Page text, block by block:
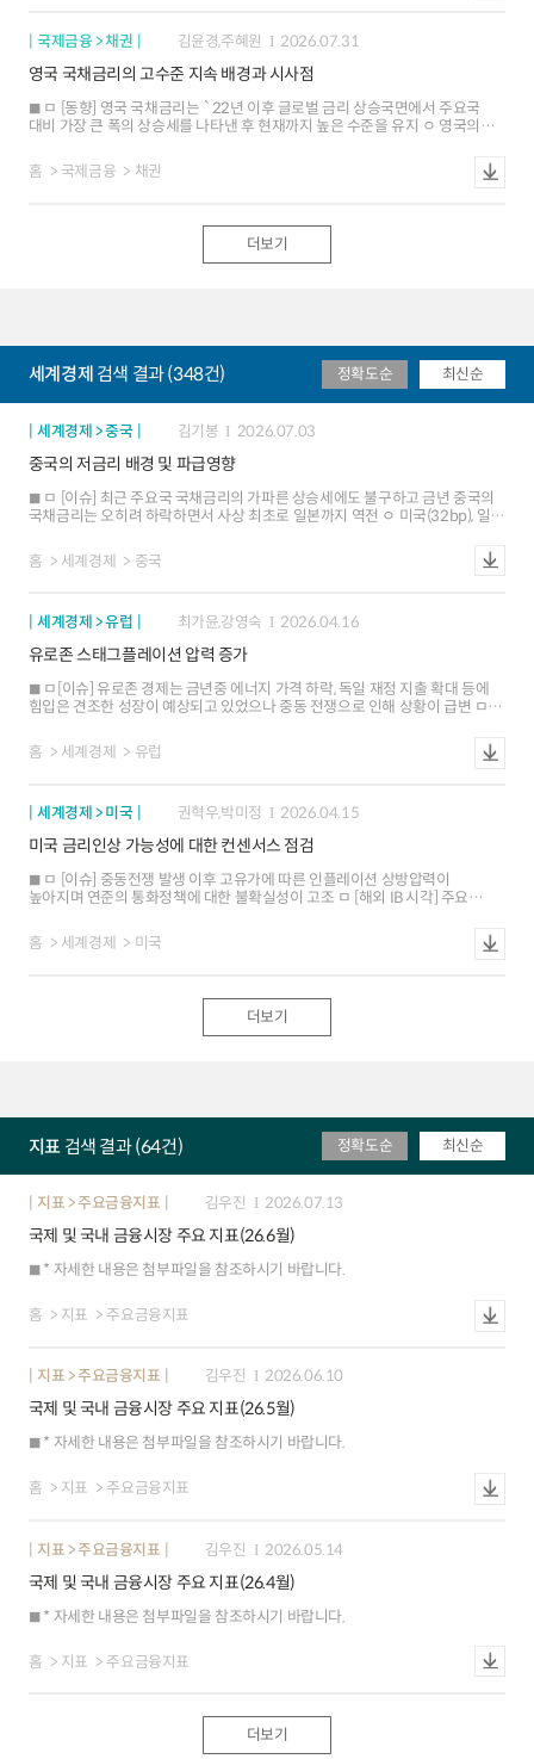
기간프리미엄 확대로 장기금리 상승폭이 컸으며, 독일은 ECB 인상 기대와 차입
반등 및 7월 FOMC 이후 정책경로 불확실성 등으로 장기금리가 상승하며 커브
스티프닝 관찰. 30년물은 5.21%로 `07년 이후 최고 - 9개 IB 중 2곳이
장기금리 전망치를 상향하며 연말 10년물 평균은 4.45%로 상승했으나
시장금리(4.73%)를 하회해 전망치와 현재 시장금리 간 괴리가 확대 * 주요
상승 ㅇ (유로존) 유가 상승으로 ECB 9월 인상 기대가 강화되며 장단기 금리가
동반 상승하였으며, 독일 정부의 차입 계획 확대 발표 등이 상방 압력을 가중 -
상회하며 에너지공급 위험을 더 크게 반영 * 주요 IB들의 연말 10년물 독일
국채금리 전망치(평균)은 6월 2.99% 7월 2.99%로 유지 ㅇ (일본) BOJ가
IB들의 연말 10년물 일본 국채금리 전망치(평균)는 6월 2.79% 7월 2.82%로
상승
국제금융 > 채권 김윤경,주혜원 2026.07.31
영국 국채금리의 고수준 지속 배경과 시사점
ㅁ [동향] 영국 국채금리는 `22년 이후 글로벌 금리 상승국면에서 주요국
대비 가장 큰 폭의 상승세를 나타낸 후 현재까지 높은 수준을 유지 ㅇ 영국의
기록 했으며, 주요국 중 유일하게 5%대(7.29일 영국 5.04%, 호주 4.97%, 미국
4.68%, 伊 3.99% 등) ㅁ [배경①] 국채금리 상승의 주된 요인으로 지목되는
향후 부채비율도 하락할 것으로 전망 ㅇ IMF 전망치에 따르면, 영국의 GDP대비
부채비율은 `30년 102.9%로 감소하는 반면, 미국은 `26년 125.8% `30년
거치면서 장기국채 보유가 크게 축소(`20년 33% `25년 20%)된 반면, 국채
발행은 장기물 비중이 소폭 감소하는 데에 그쳐 만기 구조의 불균형이 심화 -
영국 15년 만기 이상 국채 비중은 `22년말 40.0% `24년 6월 39.3%
5.8년 등 ㅇ (BoE의 적극적 QT) BoE는 `22년 이후 보유국채를 감축 중
만기는 단기 국채(3년 이하 50%)에 집중 ㅇ (높은 물가연동채 비중) 영국의
연기금의 투자수요에 맞춰 증가. 전체 국채 발행잔액의 23%를 차지(미국
6.8%)하여 물가 상승 국면에서는 여타 주요국 대비 이자 비용 부담을 가중 ㅁ
위험 프리미엄 상승으로 이어지고 있는 점 등에 기인하고 있어 돌발적 금리 급등
위험에 취약한 상황 주요국 국채시장 불안의 트리거가 될 수 있음에 유의할 필요
홈 국제금융 채권
더보기
세계경제 검색 결과 (348건) 정확도순 최신순
세계경제 > 중국 김기봉 2026.07.03
중국의 저금리 배경 및 파급영향
ㅁ [이슈] 최근 주요국 국채금리의 가파른 상승세에도 불구하고 금년 중국의
국채금리는 오히려 하락하면서 사상 최초로 일본까지 역전 ㅇ 미국(32bp), 일본
11bp 하락 ㅁ [배경] 중국이 여타국과 달리 장기간 완화적 통화기조를
유지했으나 자금수요는 내수 둔화 등으로 부진. 한편 주요국 금리인상(국채
다소 과다한 유동성을 공급(`19년 대비 M2 증가율 中 82%, 美 49%, 英 34%)
우려가 커지면서 소비물가상승을 제약. 1~5월 기업중장기 대출도 20%
감소하는 등 자금수요가 부진 ㅇ (중국 국채수요 확대) 안정적 수요(70%이상
은행 보유), 주요국 국채와의 낮은 상관관계(-0.7), 투자활성화 정책(국채
선물거래 허용) 등으로 외국인 투자자가 4개월 연속 국채 순매수 ㅁ [전망 및
뒷받침할 전망. 그러나 위안화 캐리트레이드, 그림자금융 등 자본의 위험추구
현상이 강화되면서 국제금융시장의 새로운 불안요인으로 부각될 가능성에
가운데 금년 회사채 발행도 첨단부문 등을 중심으로 2배 이상 늘어나는 등 투자
활성화가 기대 ㅇ (자금이탈) 낮은 국내 수익률(주식 2%, 부동산 2%), 막대한
유동성(GDP 대비 M2비중 228%), 대내외 금리차 등이 맞물리면서 위안화
캐리트레이드 등을 통한 자본유출이 발생할 소지 - 저금리 위안화 조달해외투자
목적의 딤섬본드 발행도 전년비 2배 이상 늘어날 전망 ㅇ (금융위험) 가계의
수익률 추구 등으로 고위험 자산관리상품(WMP)이 역대 최고치(`25년 말
33.3조위안)를 기록. 보험산업도 저금리로 약 -1%p의 역마진을 보는 등
예금증가율 小 63%, 中 43%, 大 52%)
홈 세계경제 중국
세계경제 > 유럽 최가윤,강영숙 2026.04.16
유로존 스태그플레이션 압력 증가
ㅁ[이슈] 유로존 경제는 금년중 에너지 가격 하락, 독일 재정 지출 확대 등에
힘입은 견조한 성장이 예상되고 있었으나 중동 전쟁으로 인해 상황이 급변 ㅁ
확인. IB들은 금년 유로존의 성장 전망은 하향(1.3%0.8%)하고 물가 전망은
상향(1.8%2.9%) ㅁ[통화정책 전망] 주요국 중 ECB의 통화정책 기대가 가장
재발은 에너지 공급의 구조적 약점이 해결되지 않는다면 물가 안정 목표 달성이
홈 세계경제 유럽
세계경제 > 미국 권혁우,박미정 2026.04.15
미국 금리인상 가능성에 대한 컨센서스 점검
ㅁ [이슈] 중동전쟁 발생 이후 고유가에 따른 인플레이션 상방압력이
높아지며 연준의 통화정책에 대한 불확실성이 고조 ㅁ [해외 IB 시각] 주요
연내 금리인상 여지를 제한적으로 보고 있으며, 연준의 금리인상이 검토될
여건으로 ▲노동시장 안정 ▲장기 기대 인플레이션 상승 ▲근원 물가로의 전이
충격이 완화되며 인플레이션 대응이 정책 우선순위로 부각될 가능성 존재
홈 세계경제 미국
더보기
지표 검색 결과 (64건) 정확도순 최신순
지표 > 주요금융지표 김우진 2026.07.13
국제 및 국내 금융시장 주요 지표(26.6월)
* 자세한 내용은 첨부파일을 참조하시기 바랍니다.
홈 지표 주요금융지표
지표 > 주요금융지표 김우진 2026.06.10
국제 및 국내 금융시장 주요 지표(26.5월)
* 자세한 내용은 첨부파일을 참조하시기 바랍니다.
홈 지표 주요금융지표
지표 > 주요금융지표 김우진 2026.05.14
국제 및 국내 금융시장 주요 지표(26.4월)
* 자세한 내용은 첨부파일을 참조하시기 바랍니다.
홈 지표 주요금융지표
더보기